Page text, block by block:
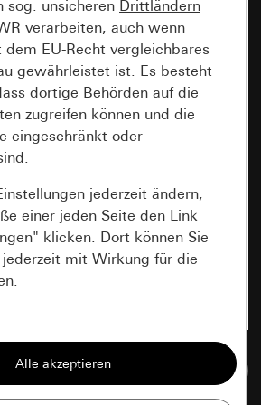
Mediadatenbank
sog. unsicheren Drittländern
verarbeiten, auch wenn
EU-Recht vergleichbares
gewährleistet ist. Es besteht
dortige Behörden auf die
zugreifen können und die
eingeschränkt oder
jederzeit ändern,
einer jeden Seite den Link
klicken. Dort können Sie
mit Wirkung für die
wir benötigen um Ihnen die
können.